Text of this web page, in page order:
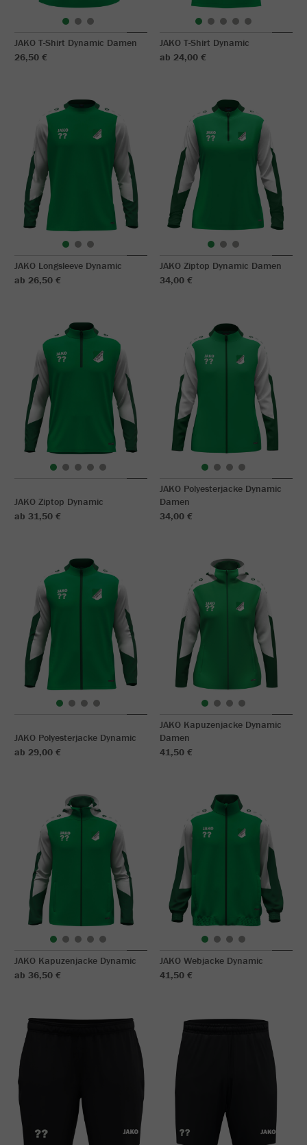
JAKO T-Shirt Dynamic Damen
26,50 €
JAKO T-Shirt Dynamic
ab 24,00 €
JAKO Longsleeve Dynamic
ab 26,50 €
JAKO Ziptop Dynamic Damen
34,00 €
JAKO Ziptop Dynamic
ab 31,50 €
JAKO Polyesterjacke Dynamic
Damen
34,00 €
JAKO Polyesterjacke Dynamic
ab 29,00 €
JAKO Kapuzenjacke Dynamic
Damen
41,50 €
JAKO Kapuzenjacke Dynamic
ab 36,50 €
JAKO Webjacke Dynamic
41,50 €